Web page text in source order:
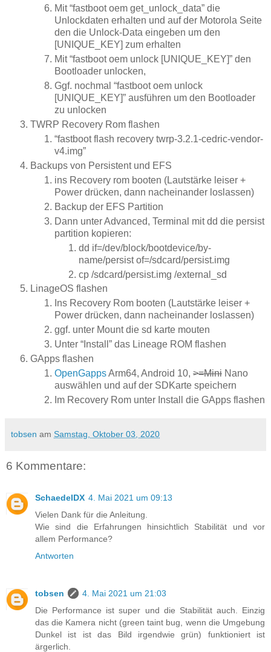
Mit “fastboot oem get_unlock_data” die
Unlockdaten erhalten und auf der Motorola Seite
den die Unlock-Data eingeben um den
[UNIQUE_KEY] zum erhalten
Mit “fastboot oem unlock [UNIQUE_KEY]” den
Bootloader unlocken,
Ggf. nochmal “fastboot oem unlock
[UNIQUE_KEY]” ausführen um den Bootloader
zu unlocken
TWRP Recovery Rom flashen
“fastboot flash recovery twrp-3.2.1-cedric-vendor-
v4.img”
Backups von Persistent und EFS
ins Recovery rom booten (Lautstärke leiser +
Power drücken, dann nacheinander loslassen)
Backup der EFS Partition
Dann unter Advanced, Terminal mit dd die persist
partition kopieren:
dd if=/dev/block/bootdevice/by-
name/persist of=/sdcard/persist.img
cp /sdcard/persist.img /external_sd
LinageOS flashen
Ins Recovery Rom booten (Lautstärke leiser +
Power drücken, dann nacheinander loslassen)
ggf. unter Mount die sd karte mouten
Unter “Install” das Lineage ROM flashen
GApps flashen
OpenGappsArm64, Android 10, >=Mini Nano
auswählen und auf der SDKarte speichern
Im Recovery Rom unter Install die GApps flashen
tobsen am Samstag, Oktober 03, 2020
6 Kommentare:
SchaedelDX 4. Mai 2021 um 09:13
Vielen Dank für die Anleitung.
Wie sind die Erfahrungen hinsichtlich Stabilität und vor
allem Performance?
Antworten
tobsen
4. Mai 2021 um 21:03
Die Performance ist super und die Stabilität auch. Einzig
das die Kamera nicht (green taint bug, wenn die Umgebung
Dunkel ist ist das Bild irgendwie grün) funktioniert ist
ärgerlich.